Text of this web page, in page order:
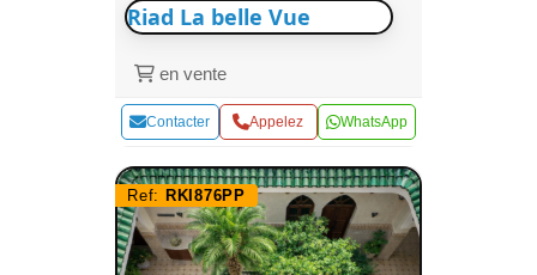
Riad La belle Vue
en vente
Contacter Appelez WhatsApp
Ref: RKI876PP